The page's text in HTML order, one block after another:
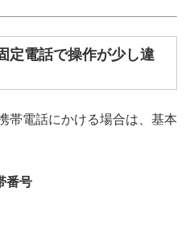
定電話で操作が少し違
帯電話にかける場合は、基本
番号